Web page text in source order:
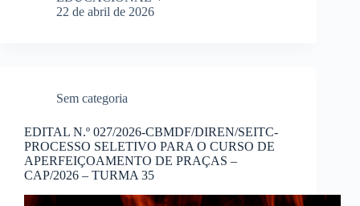
22 de abril de 2026
Sem categoria
EDITAL N.º 027/2026-CBMDF/DIREN/SEITC-
PROCESSO SELETIVO PARA O CURSO DE
APERFEIÇOAMENTO DE PRAÇAS –
CAP/2026 – TURMA 35